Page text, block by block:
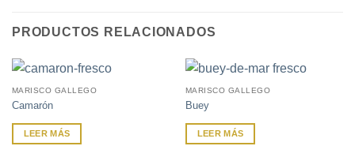
PRODUCTOS RELACIONADOS
MARISCO GALLEGO
Camarón
LEER MÁS
MARISCO GALLEGO
Buey
LEER MÁS